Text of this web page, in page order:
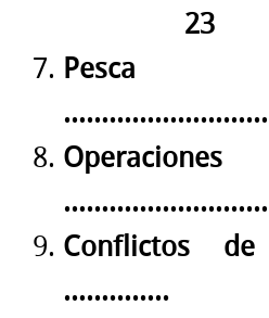
23
Conflictos
…………..